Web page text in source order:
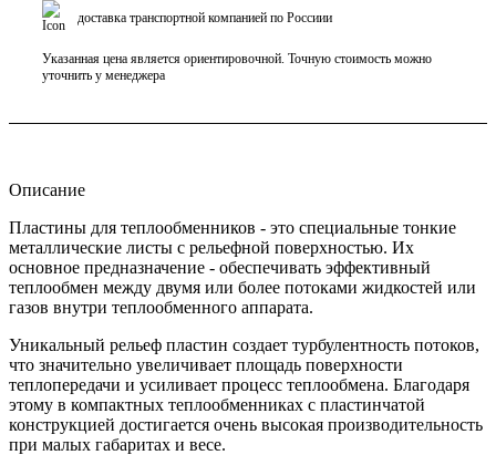
доставка транспортной компанией по Россиии
Указанная цена является ориентировочной. Точную стоимость можно
уточнить у менеджера
Описание
Пластины для теплообменников - это специальные тонкие
металлические листы с рельефной поверхностью. Их
основное предназначение - обеспечивать эффективный
теплообмен между двумя или более потоками жидкостей или
газов внутри теплообменного аппарата.
Уникальный рельеф пластин создает турбулентность потоков,
что значительно увеличивает площадь поверхности
теплопередачи и усиливает процесс теплообмена. Благодаря
этому в компактных теплообменниках с пластинчатой
конструкцией достигается очень высокая производительность
при малых габаритах и весе.